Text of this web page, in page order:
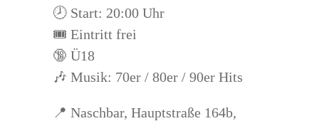
🕗 Start: 20:00 Uhr
🎟️ Eintritt frei
🔞 Ü18
🎶 Musik: 70er / 80er / 90er Hits
📍 Naschbar, Hauptstraße 164b,